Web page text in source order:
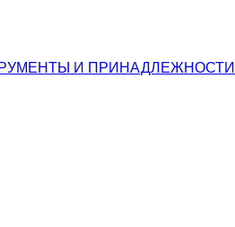
И ПРИНАДЛЕЖНОСТИ